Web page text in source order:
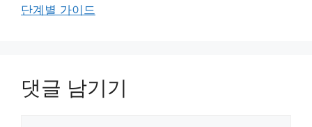
단계별 가이드
댓글 남기기